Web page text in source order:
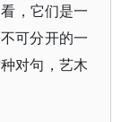
，它们是一
可分开的一
对句，艺木